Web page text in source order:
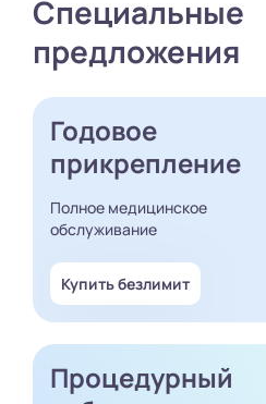
Специальные
предложения
Годовое
прикрепление
Полное медицинское
обслуживание
Купить безлимит
Процедурный